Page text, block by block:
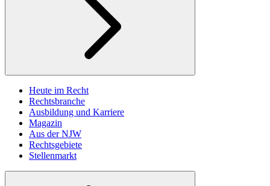
Heute im Recht
Rechtsbranche
Ausbildung und Karriere
Magazin
Aus der NJW
Rechtsgebiete
Stellenmarkt